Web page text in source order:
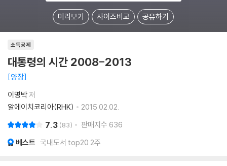
미리보기 사이즈비교 공유하기
소득공제
대통령의 시간 2008-2013
양장
이명박저
알에이치코리아(RHK)
2015.02.02.
7.3 83 판매지수 636
베스트 국내도서 top20 2주